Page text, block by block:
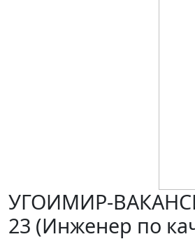
УГОИМИР-
23 (Инженер по